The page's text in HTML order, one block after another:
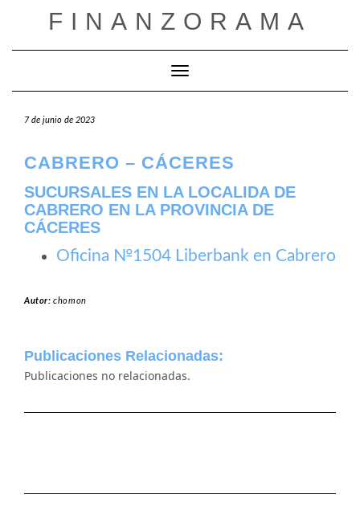
FINANZORAMA
Cambiar modo de navegación
7 de junio de 2023
CABRERO – CÁCERES
SUCURSALES EN LA LOCALIDA DE
CABRERO EN LA PROVINCIA DE
CÁCERES
Oficina №1504 Liberbank en Cabrero
Autor:chomon
Publicaciones Relacionadas:
Publicaciones no relacionadas.